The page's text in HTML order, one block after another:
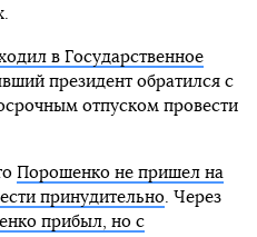
в Государственное
президент обратился с
отпуском провести
Порошенко не пришел на
принудительно. Через
прибыл, но с